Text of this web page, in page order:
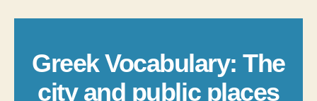
Greek Vocabulary: The
city and public places